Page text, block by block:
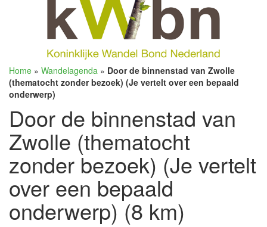
Home » Wandelagenda » Door de binnenstad van Zwolle
(thematocht zonder bezoek) (Je vertelt over een bepaald
onderwerp)
Door de binnenstad van
Zwolle (thematocht
zonder bezoek) (Je vertelt
over een bepaald
onderwerp) (8 km)